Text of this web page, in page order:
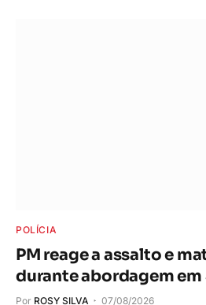
POLÍCIA
PM reage a assalto e
durante abordagem em
Por ROSY SILVA 07/08/2026